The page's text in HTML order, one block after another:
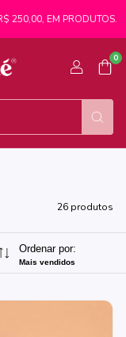
EM PRODUTOS. 🚚
0
26 produtos
Ordenar por:
Mais vendidos